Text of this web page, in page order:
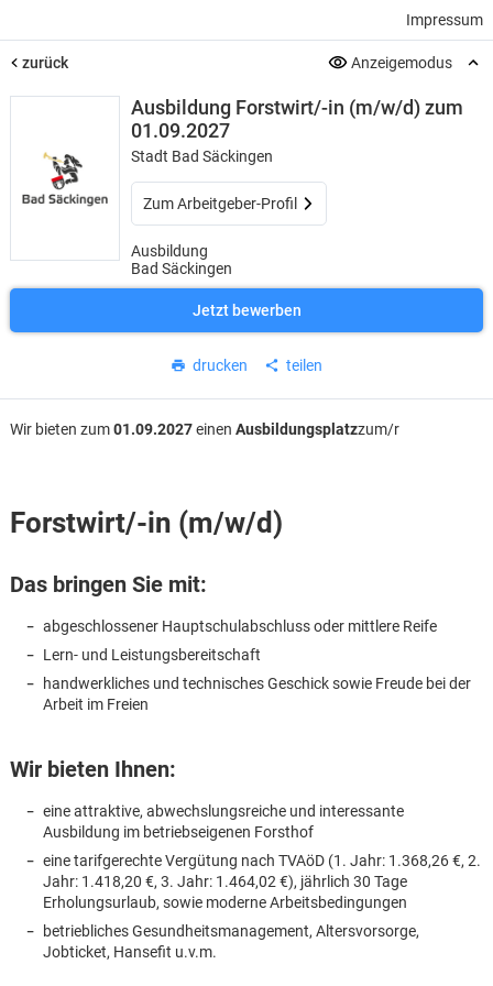
Impressum
zurück Anzeigemodus
Ausbildung Forstwirt/-in (m/w/d) zum
01.09.2027
Stadt Bad Säckingen
Zum Arbeitgeber-Profil
Ausbildung
Bad Säckingen
Jetzt bewerben
drucken teilen
Wir bieten zum01.09.2027einen Ausbildungsplatzzum/r
Forstwirt/-in (m/w/d)
Das bringen Sie mit:
abgeschlossener Hauptschulabschluss oder mittlere Reife
Lern- und Leistungsbereitschaft
handwerkliches und technisches Geschick sowie Freude bei der
Arbeit im Freien
Wir bieten Ihnen:
eine attraktive, abwechslungsreiche und interessante
Ausbildung im betriebseigenen Forsthof
eine tarifgerechte Vergütung nach TVAöD (1. Jahr: 1.368,26 €, 2.
Jahr: 1.418,20 €, 3. Jahr: 1.464,02 €), jährlich 30 Tage
Erholungsurlaub, sowie moderne Arbeitsbedingungen
betriebliches Gesundheitsmanagement, Altersvorsorge,
Jobticket, Hansefit u.v.m.
Karte anzeigen